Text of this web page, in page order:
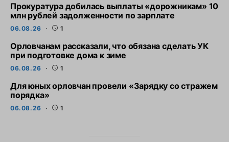
Прокуратура добилась выплаты «дорожникам» 10
млн рублей задолженности по зарплате
06.08.26 1
Орловчанам рассказали, что обязана сделать УК
при подготовке дома к зиме
06.08.26 1
Для юных орловчан провели «Зарядку со стражем
порядка»
06.08.26 1